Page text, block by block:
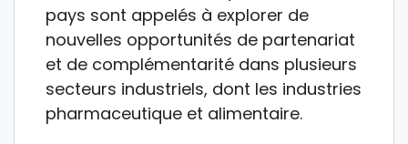
pays sont appelés à explorer de
nouvelles opportunités de partenariat
et de complémentarité dans plusieurs
secteurs industriels, dont les industries
pharmaceutique et alimentaire.